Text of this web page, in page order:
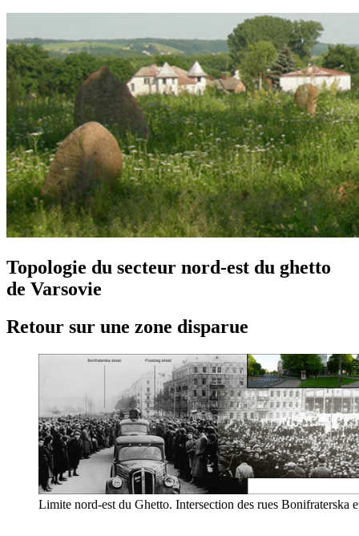
Topologie du secteur nord-est du ghetto
de Varsovie
Retour sur une zone disparue
Limite nord-est du Ghetto. Intersection des rues Bonifraterska